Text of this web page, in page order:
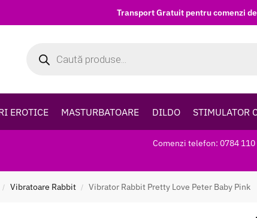
Transport Gratuit pentru comenzi
EROTICE MASTURBATOARE DILDO STIMULATOR
Comenzi telefon: 0784 110
/ Vibratoare Rabbit / Vibrator Rabbit Pretty Love Peter Baby Pink